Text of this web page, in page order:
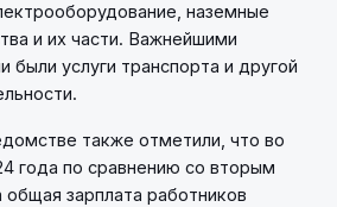
наземные
и их части. Важнейшими
были услуги транспорта и другой
также отметили, что во
года по сравнению со вторым
зарплата работников